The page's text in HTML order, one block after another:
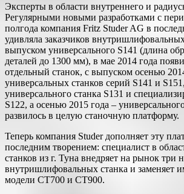
Эксперты в области внутреннего и
Регулярными новыми разработками с
полгода компания Fritz Studer AG в
удивляла заказчиков
выпуском универсального S141 (длина
деталей до 1300 мм), в мае 2014 года
отдельный станок, с выпуском осенью
универсальных станков серий S141 и
универсального станка S131 и
S122, а осенью 2015 года –
развилось в целую станочную платформу.
Теперь компания Studer дополняет эту
последним творением: специалист в
станков из г. Туна внедряет на рынок три
внутришлифовальных станка и заменяет
модели CT700 и CT900.